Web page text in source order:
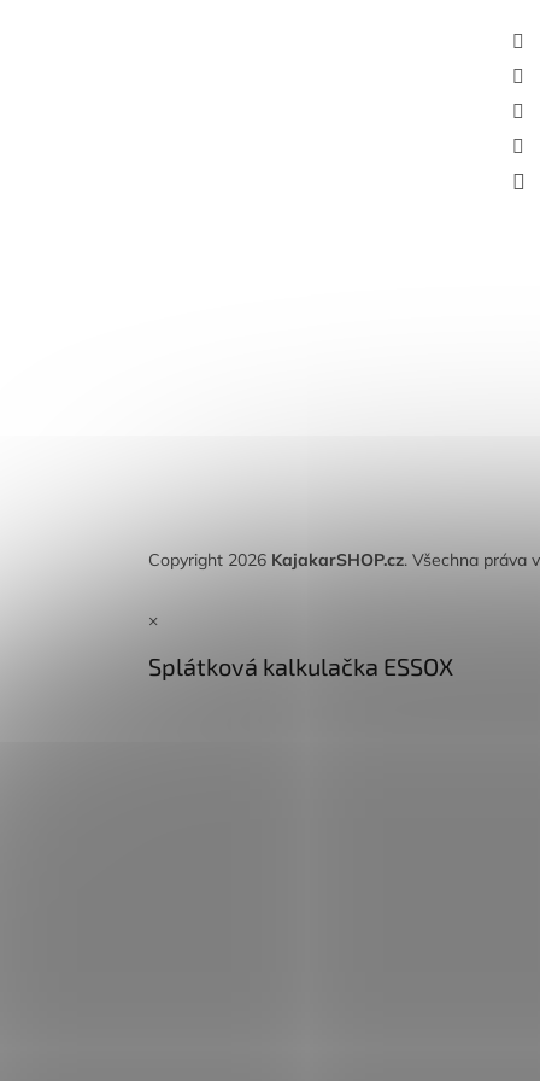
Copyright 2026 KajakarSHOP.cz. Všechna práva
×
Splátková kalkulačka ESSOX